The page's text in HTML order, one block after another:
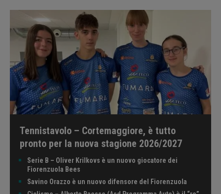
Tennistavolo – Cortemaggiore, è tutto
pronto per la nuova stagione 2026/2027
Serie B – Oliver Krilkovs è un nuovo giocatore dei
Fiorenzuola Bees
Savino Orazzo è un nuovo difensore del Fiorenzuola